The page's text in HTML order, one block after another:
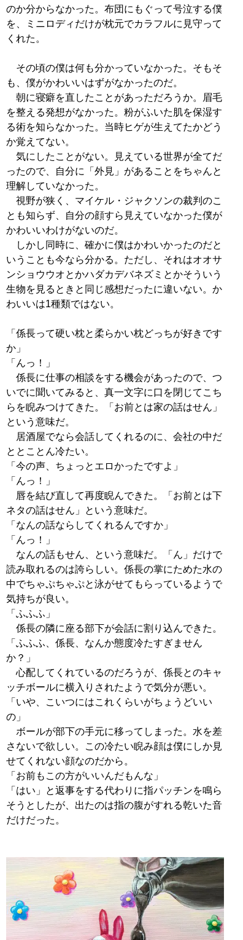
のか分からなかった。布団にもぐって号泣する僕
を、ミニロディだけが枕元でカラフルに見守って
くれた。
その頃の僕は何も分かっていなかった。そもそ
も、僕がかわいいはずがなかったのだ。
朝に寝癖を直したことがあっただろうか。眉毛
を整える発想がなかった。粉がふいた肌を保湿す
る術を知らなかった。当時ヒゲが生えてたかどう
か覚えてない。
気にしたことがない。見えている世界が全てだ
ったので、自分に「外見」があることをちゃんと
理解していなかった。
視野が狭く、マイケル・ジャクソンの裁判のこ
とも知らず、自分の顔すら見えていなかった僕が
かわいいわけがないのだ。
しかし同時に、確かに僕はかわいかったのだと
いうことも今なら分かる。ただし、それはオオサ
ンショウウオとかハダカデバネズミとかそういう
生物を見るときと同じ感想だったに違いない。か
わいいは1種類ではない。
「係長って硬い枕と柔らかい枕どっちが好きです
か」
「んっ！」
係長に仕事の相談をする機会があったので、つ
いでに聞いてみると、真一文字に口を閉じてこち
らを睨みつけてきた。「お前とは家の話はせん」
という意味だ。
居酒屋でなら会話してくれるのに、会社の中だ
ととことん冷たい。
「今の声、ちょっとエロかったですよ」
「んっ！」
唇を結び直して再度睨んできた。「お前とは下
ネタの話はせん」という意味だ。
「なんの話ならしてくれるんですか」
「んっ！」
なんの話もせん、という意味だ。「ん」だけで
読み取れるのは誇らしい。係長の掌にためた水の
中でちゃぷちゃぷと泳がせてもらっているようで
気持ちが良い。
「ふふふ」
係長の隣に座る部下が会話に割り込んできた。
「ふふふ、係長、なんか態度冷たすぎません
か？」
心配してくれているのだろうが、係長とのキャ
ッチボールに横入りされたようで気分が悪い。
「いや、こいつにはこれくらいがちょうどいい
の」
ボールが部下の手元に移ってしまった。水を差
さないで欲しい。この冷たい睨み顔は僕にしか見
せてくれない顔なのだから。
「お前もこの方がいいんだもんな」
「はい」と返事をする代わりに指パッチンを鳴ら
そうとしたが、出たのは指の腹がすれる乾いた音
だけだった。